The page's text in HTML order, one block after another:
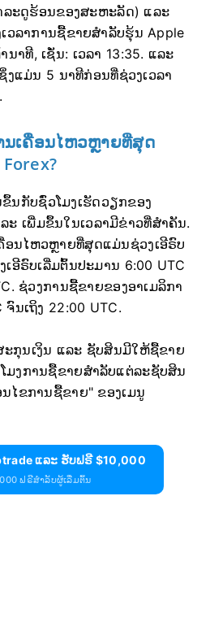
າລະດູຮ້ອນຂອງສະຫະລັດ) ແລະ
ວລາການຊື້ຂາຍສຳລັບຮຸ້ນ Apple
າທີ, ເຊັ່ນ: ເວລາ 13:35. ແລະ
ງແມ່ນ 5 ນາທີກ່ອນທີ່ຊ່ວງເວລາ
ນເຄື່ອນໄຫວຫຼາຍທີ່ສຸດ
ນກັບຊົ່ວໂມງເຮັດວຽກຂອງ
ເພີ່ມຂຶ້ນໃນເວລາມີຂ່າວທີ່ສຳຄັນ.
ອນໄຫວຫຼາຍທີ່ສຸດແມ່ນຊ່ວງເອີຣົບ
ອີຣົບເລີ່ມຕົ້ນປະມານ 6:00 UTC
ຊ່ວງການຊື້ຂາຍຂອງອາເມລິກາ
ນເຖິງ 22:00 UTC.
ະກຸນເງິນ ແລະ ຊັບສິນມີໃຫ້ຊື້ຂາຍ
ມງການຊື້ຂາຍສຳລັບແຕ່ລະຊັບສິນ
ໄຂການຊື້ຂາຍ" ຂອງເມນູ
ແລະ ຮັບຟຣີ $10,000
ຟຣີສຳລັບຜູ້ເລີ່ມຕົ້ນ